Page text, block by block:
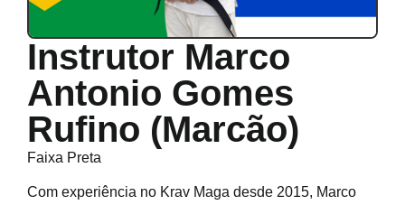
Instrutor Marco
Antonio Gomes
Rufino (Marcão)
Faixa Preta
Com experiência no Krav Maga desde 2015, Marco